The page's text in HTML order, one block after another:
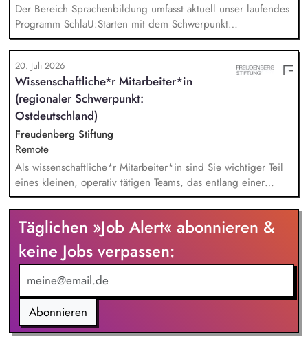
Der Bereich Sprachenbildung umfasst aktuell unser laufendes
Programm SchlaU:Starten mit dem Schwerpunkt
"Alphabetisierung in DaZ für die Grundschule" sowie
zukünftig weitere auf Unterrichtsmaterial bezogene Projekte
mit den Schwerpunkten sprachensensibles und
rassismuskritisches Deutschlernen von der Grundschule bis in
die Berufliche Bildung. Der Bereich Sprachenbildung
entwickelt in seinen Projekten dazu zielgruppengerechte und
innovative Unterrichtsmaterialien und begleitet pädagogische
Fachkräfte mit daran angeschlossenen
Weiterbildungsangeboten online wie offline.
20. Juli 2026
Wissenschaftliche*r Mitarbeiter*in
(regionaler Schwerpunkt:
Ostdeutschland)
Freudenberg Stiftung
Remote
Als wissenschaftliche*r Mitarbeiter*in sind Sie wichtiger Teil
eines kleinen, operativ tätigen Teams, das entlang einer
klaren Programmatik langfristig soziale Innovation
implementiert. Sie unterstützen die Geschäftsführung bei der
Umsetzung der Stiftungsprogrammatik und entwickeln dabei
die Internationalisierungsstrategie der Stiftung weiter. Sie
übersetzen wissenschaftliche Erkenntnisse in
alltagsangebundene Handlungsansätze entlang unserer
Stiftungsprogrammatik.
Täglichen »Job Alert« abonnieren &
keine Jobs verpassen:
Abonnieren